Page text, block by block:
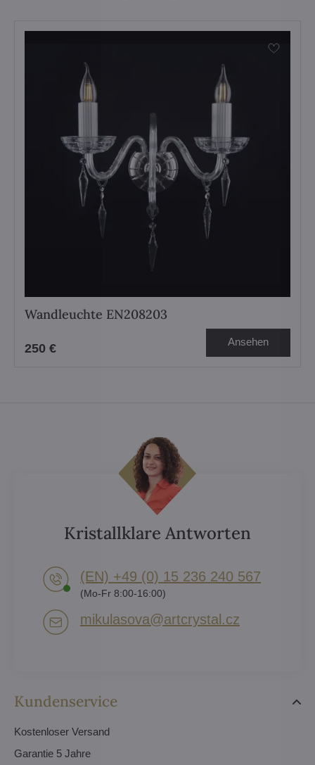
Wandleuchte EN208203
250 € Ansehen
Kundenservice
Kostenloser Versand
Garantie 5 Jahre
Kristallklare Antworten
(EN) +49 (0) 15 236 240 567
(Mo-Fr 8:00-16:00)
mikulasova​@artcrystal​.cz